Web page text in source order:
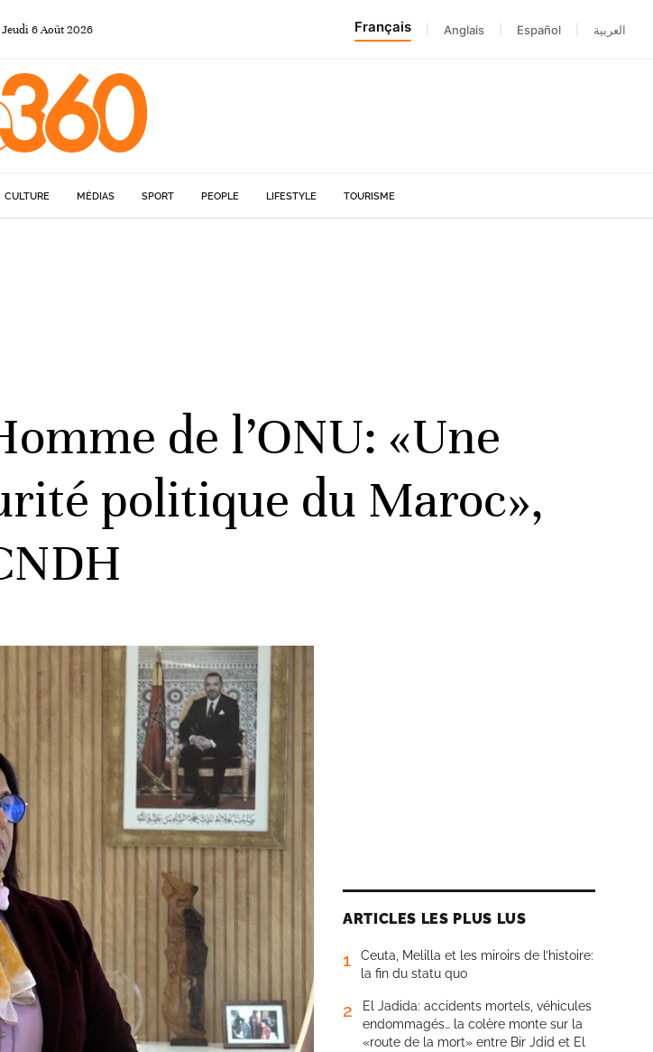
Jeudi 6Août 2026 Français Anglais Español العربية
CULTURE MÉDIAS SPORT PEOPLE LIFESTYLE TOURISME
de l’ONU: «Une
politique du Maroc»,
ARTICLES LES PLUS LUS
1
Ceuta, Melilla et les miroirs de l’histoire:
la fin du statu quo
2
El Jadida: accidents mortels, véhicules
endommagés… la colère monte sur la
«route de la mort» entre Bir Jdid et El